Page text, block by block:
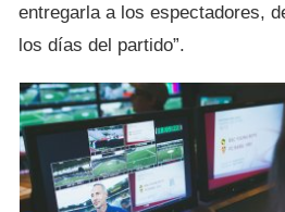
entregarla a los espectadores,
los días del partido”.